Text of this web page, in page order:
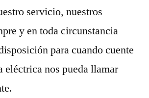
servicio, nuestros
y en toda circunstancia
para cuando cuente
eléctrica nos pueda llamar